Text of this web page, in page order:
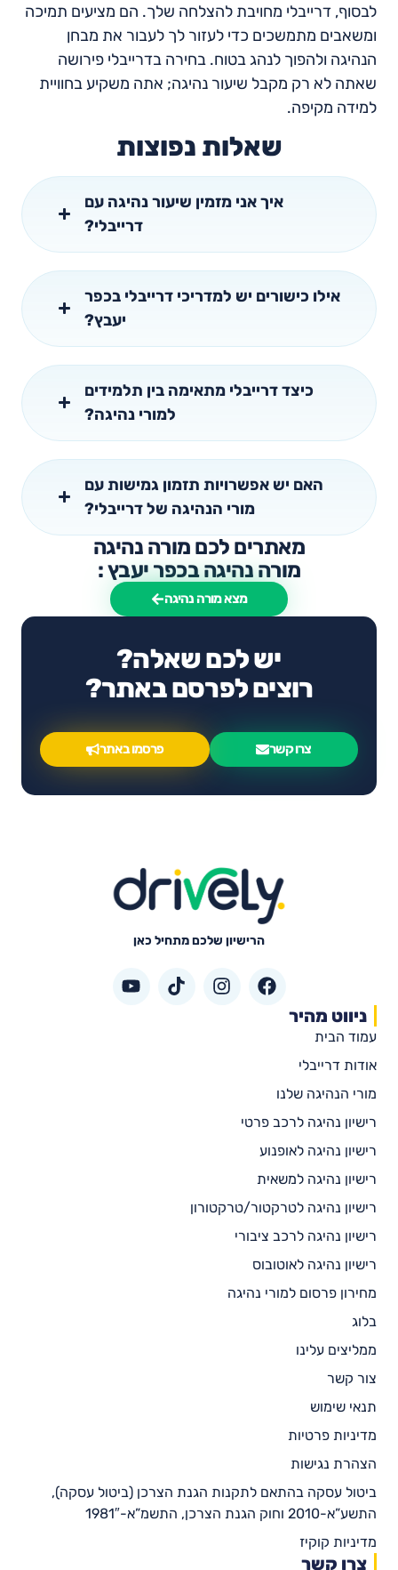
לבסוף, דרייבלי מחויבת להצלחה שלך. הם מציעים תמיכה
ומשאבים מתמשכים כדי לעזור לך לעבור את מבחן
הנהיגה ולהפוך לנהג בטוח. בחירה בדרייבלי פירושה
שאתה לא רק מקבל שיעור נהיגה; אתה משקיע בחוויית
למידה מקיפה.
שאלות נפוצות
איך אני מזמין שיעור נהיגה עם
דרייבלי?
אילו כישורים יש למדריכי דרייבלי בכפר
יעבץ?
כיצד דרייבלי מתאימה בין תלמידים
למורי נהיגה?
האם יש אפשרויות תזמון גמישות עם
מורי הנהיגה של דרייבלי?
מאתרים לכם מורה נהיגה
מורה נהיגה בכפר יעבץ :
מצא מורה נהיגה
יש לכם שאלה?
רוצים לפרסם באתר?
צרו קשר פרסמו באתר
הרישיון שלכם מתחיל כאן
ניווט מהיר
עמוד הבית
אודות דרייבלי
מורי הנהיגה שלנו
רישיון נהיגה לרכב פרטי
רישיון נהיגה לאופנוע
רישיון נהיגה למשאית
רישיון נהיגה לטרקטור/טרקטורון
רישיון נהיגה לרכב ציבורי
רישיון נהיגה לאוטובוס
מחירון פרסום למורי נהיגה
בלוג
ממליצים עלינו
צור קשר
תנאי שימוש
מדיניות פרטיות
הצהרת נגישות
ביטול עסקה בהתאם לתקנות הגנת הצרכן (ביטול עסקה),
התשע”א-2010 וחוק הגנת הצרכן, התשמ”א-1981″
מדיניות קוקיז
צרו קשר